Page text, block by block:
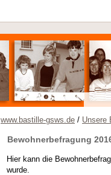
www.bastille-gsws.de / Unsere
Bewohnerbefragung
Hier kann die
wurde.